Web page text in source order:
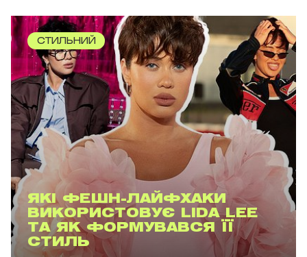
СТИЛЬНИЙ
ЯКІ ФЕШН-ЛАЙФХАКИ
ВИКОРИСТОВУЄ LIDA LEE
ТА ЯК ФОРМУВАВСЯ ЇЇ
СТИЛЬ